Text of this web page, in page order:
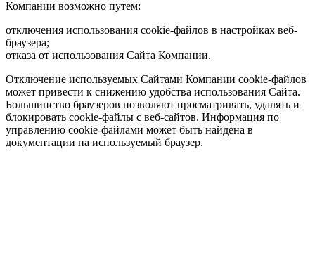
Компании возможно путем:
отключения использования cookie-файлов в настройках веб-
браузера;
отказа от использования Сайта Компании.
Отключение используемых Сайтами Компании cookie-файлов
может привести к снижению удобства использования Сайта.
Большинство браузеров позволяют просматривать, удалять и
блокировать cookie-файлы c веб-сайтов. Информация по
управлению cookie-файлами может быть найдена в
документации на используемый браузер.